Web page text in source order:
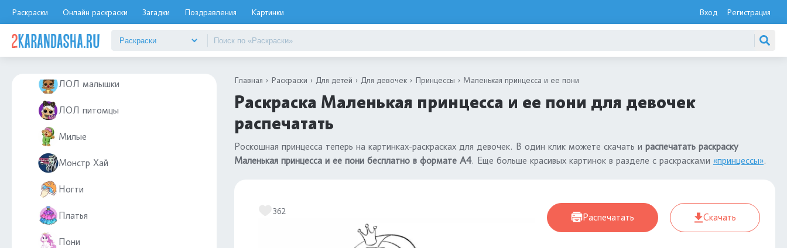
Раскраски Онлайн раскраски Загадки Поздравления Картинки Вход Регистрация
ЛОЛ OMG
ЛОЛ малышки
ЛОЛ питомцы
Милые
Монстр Хай
Ногти
Платья
Пони
Главная Раскраски Для детей Для девочек Принцессы Маленькая принцесса и ее пони
Раскраска Маленькая принцесса и ее пони для девочек
распечатать
Роскошная принцесса теперь на картинках-раскрасках для девочек. В один клик можете скачать и распечатать раскраску
Маленькая принцесса и ее пони бесплатно в формате А4. Еще больше красивых картинок в разделе с раскрасками «принцессы».
362
Распечатать Скачать